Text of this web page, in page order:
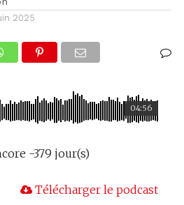
2025
04:56
-379 jour(s)
Télécharger le podcast